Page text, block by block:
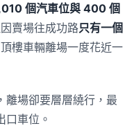
個汽車位與 400 個
賣場往成功路只有一個
樓車輛離場一度花近一
離場卻要層層繞行，最
口車位。